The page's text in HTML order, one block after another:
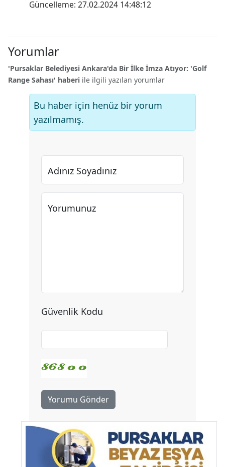
Güncelleme: 27.02.2024 14:48:12
Yorumlar
'Pursaklar Belediyesi Ankara'da Bir İlke İmza Atıyor: 'Golf
Range Sahası' haberi ile ilgili yazılan yorumlar
Bu haber için henüz bir yorum
yazılmamış.
Adınız Soyadınız
Yorumunuz
Güvenlik Kodu
Yorumu Gönder